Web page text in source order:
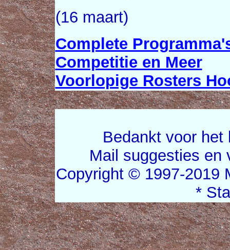
(16 maart)
Complete
Competitie en Meer
Voorlopige Rosters
Bedankt voor
Mail suggesties en
Copyright © 1997-2019
*